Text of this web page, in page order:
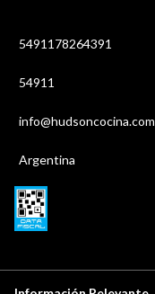
5491178264391
54911
info@hudsoncocina.com
Argentina